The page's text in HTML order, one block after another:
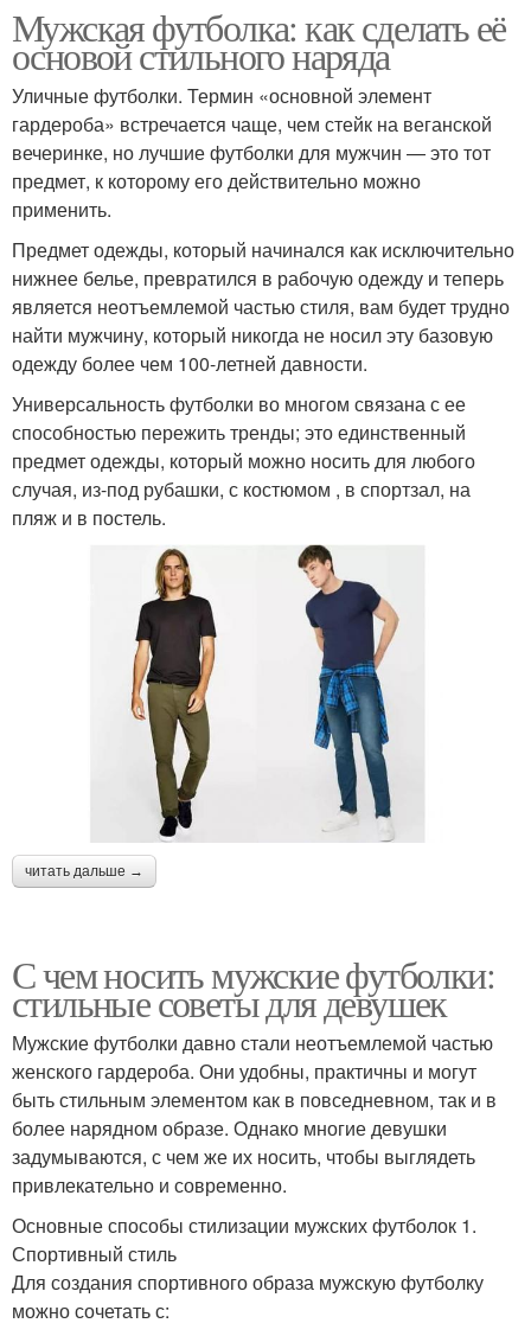
Мужская футболка: как сделать её
основой стильного наряда
Уличные футболки. Термин «основной элемент
гардероба» встречается чаще, чем стейк на веганской
вечеринке, но лучшие футболки для мужчин — это тот
предмет, к которому его действительно можно
применить.
Предмет одежды, который начинался как исключительно
нижнее белье, превратился в рабочую одежду и теперь
является неотъемлемой частью стиля, вам будет трудно
найти мужчину, который никогда не носил эту базовую
одежду более чем 100-летней давности.
Универсальность футболки во многом связана с ее
способностью пережить тренды; это единственный
предмет одежды, который можно носить для любого
случая, из-под рубашки, с костюмом , в спортзал, на
пляж и в постель.
читать дальше →
С чем носить мужские футболки:
стильные советы для девушек
Мужские футболки давно стали неотъемлемой частью
женского гардероба. Они удобны, практичны и могут
быть стильным элементом как в повседневном, так и в
более нарядном образе. Однако многие девушки
задумываются, с чем же их носить, чтобы выглядеть
привлекательно и современно.
Основные способы стилизации мужских футболок 1.
Спортивный стиль
Для создания спортивного образа мужскую футболку
можно сочетать с: